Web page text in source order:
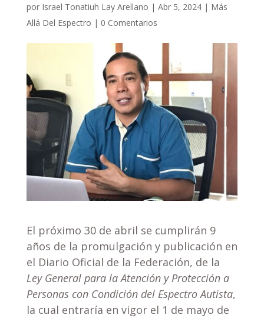
por Israel Tonatiuh Lay Arellano | Abr 5, 2024| Más
Allá Del Espectro | 0 Comentarios
El próximo 30 de abril se cumplirán 9
años de la promulgación y publicación en
el Diario Oficial de la Federación, de la
Ley General para la Atención y Protección a
Personas con Condición del Espectro Autista,
la cual entraría en vigor el 1 de mayo de